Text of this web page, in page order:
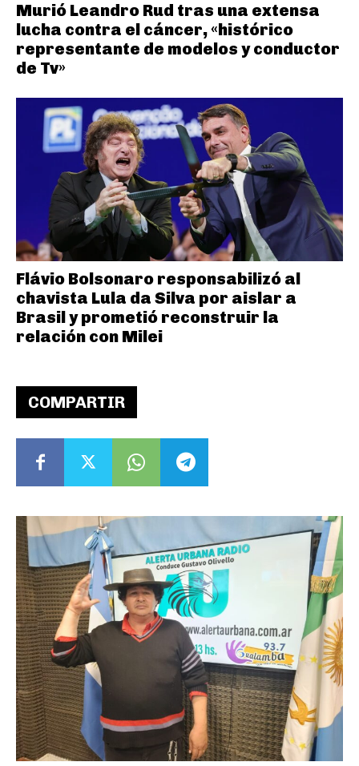
COMPARTIR
Murió Leandro Rud tras una extensa
lucha contra el cáncer, «histórico
representante de modelos y conductor
de Tv»
Flávio Bolsonaro responsabilizó al
chavista Lula da Silva por aislar a
Brasil y prometió reconstruir la
relación con Milei